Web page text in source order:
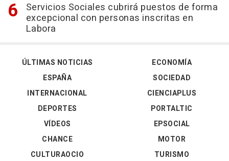
Servicios Sociales cubrirá puestos de forma
excepcional con personas inscritas en
Labora
ÚLTIMAS NOTICIAS
ESPAÑA
INTERNACIONAL
DEPORTES
VÍDEOS
ECONOMÍA
SOCIEDAD
CIENCIAPLUS
PORTALTIC
EPSOCIAL
CHANCE
CULTURAOCIO
MOTOR
TURISMO